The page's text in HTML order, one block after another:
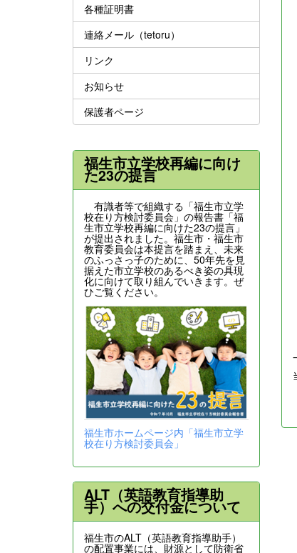
各種証明書
連絡メール（tetoru）
リンク
お知らせ
保護者ページ
福生市立学校再編に向け
た23の提言
有識者等で組織する「福生市立学
校在り方検討委員会」の報告書「福
生市立学校再編に向けた23の提言」
が提出されました。福生市・福生市
教育委員会は本提言を踏まえ、未来
のふっさっ子のために、50年先を見
据えた市立学校のあるべき姿の具現
化に向けて取り組んでいきます。ぜ
ひご覧ください。
福生市ホームページ内「福生市立学
校在り方検討委員会」
ALT（英語教育指導助
手）への交付金について
福生市のALT（英語教育指導助手）
の配置事業には、財源として防衛省